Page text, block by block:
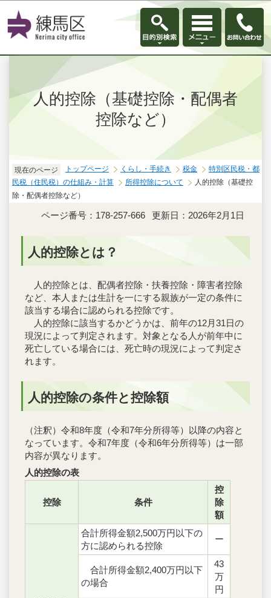
このページの本文へ移動
人的控除（基礎控除・配偶者
控除など）
現在のページ トップページ くらし・手続き 税金
特別区民税・都
民税（住民税）の仕組み・計算
所得控除について
人的控除（基礎控
除・配偶者控除など）
ページ番号：178-257-666 更新日：2026年2月1日
人的控除とは？
人的控除とは、配偶者控除・扶養控除・障害者控除
など、本人または生計を一にする親族が一定の条件に
該当する場合に認められる控除です。
人的控除に該当するかどうかは、前年の12月31日の
現況によって判定されます。対象となる人が前年中に
死亡している場合には、死亡時の現況によって判定さ
れます。
人的控除の条件と控除額
（注釈）令和8年度（令和7年分所得等）以降の内容と
なっています。令和7年度（令和6年分所得等）は一部
内容が異なります。
人的控除の表
控除 条件
控
除
額
合計所得金額2,500万円以下の
方に認められる控除
ー
合計所得金額2,400万円以下
の場合
43
万
円